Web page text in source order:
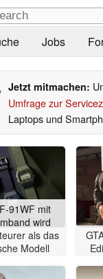
Jobs
Jetzt mitmachen:
Umfrage zur
Laptops und
91WF mit
wird
als das
Modell